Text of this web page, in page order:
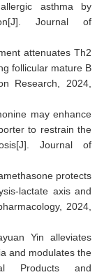
asthma by
Journal of
attenuates Th2
follicular mature B
Research, 2024,
may enhance
to restrain the
Journal of
protects
lactate axis and
2024,
Yin alleviates
and modulates the
Products and